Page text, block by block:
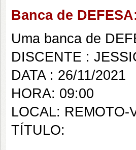
Banca de
Uma banca de
DISCENTE :
DATA : 26/11/2021
HORA: 09:00
LOCAL: REMOTO-
TÍTULO: